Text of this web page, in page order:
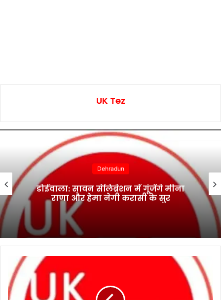
UK Tez
Dehradun
डोईवाला: सावन सेलिब्रेशन में गूंजेंगे मीना
राणा और हेमा नेगी करासी के सुर